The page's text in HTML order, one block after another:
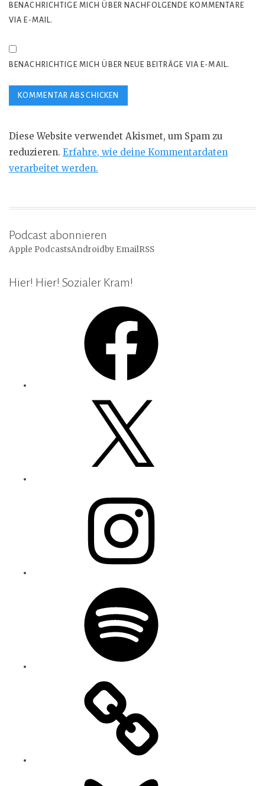
BENACHRICHTIGE MICH ÜBER NACHFOLGENDE KOMMENTARE
VIA E-MAIL.
BENACHRICHTIGE MICH ÜBER NEUE BEITRÄGE VIA E-MAIL.
Diese Website verwendet Akismet, um Spam zu
reduzieren. Erfahre, wie deine Kommentardaten
verarbeitet werden.
Podcast abonnieren
Apple PodcastsAndroidby EmailRSS
Hier! Hier! Sozialer Kram!